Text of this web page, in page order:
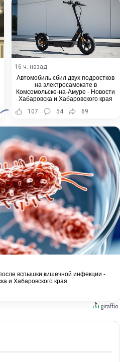
16 ч. назад
Автомобиль сбил двух подростков
на электросамокате в
Комсомольске-на-Амуре - Новости
Хабаровска и Хабаровского края
107
54 69
вспышки кишечной инфекции -
и Хабаровского края